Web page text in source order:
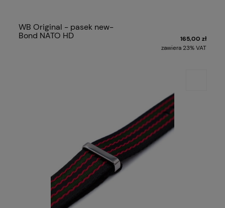
WB Original - pasek new-
Bond NATO HD
165,00 zł
zawiera 23% VAT